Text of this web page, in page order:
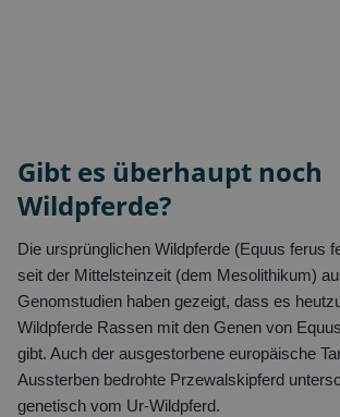
Gibt es überhaupt noch
Wildpferde?
Die ursprünglichen Wildpferde (Equus ferus
seit der Mittelsteinzeit (dem Mesolithikum)
Genomstudien haben gezeigt, dass es
Wildpferde Rassen mit den Genen von
gibt. Auch der ausgestorbene europäische
Aussterben bedrohte Przewalskipferd
genetisch vom Ur-Wildpferd.